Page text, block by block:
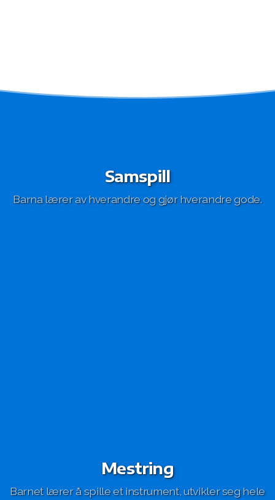
Samspill
Barna lærer av hverandre og gjør hverandre gode.
Mestring
Barnet lærer å spille et instrument, utvikler seg hele